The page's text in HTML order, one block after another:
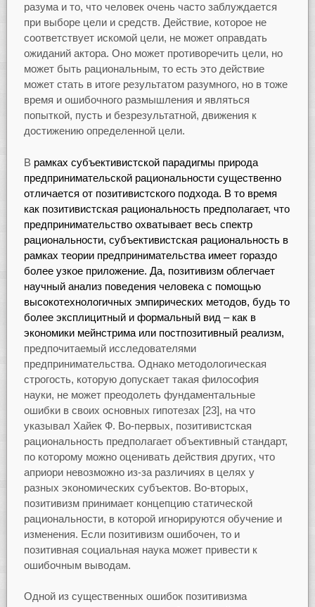
разума и то, что человек очень часто заблуждается
при выборе цели и средств. Действие, которое не
соответствует искомой цели, не может оправдать
ожиданий актора. Оно может противоречить цели, но
может быть рациональным, то есть это действие
может стать в итоге результатом разумного, но в тоже
время и ошибочного размышления и являться
попыткой, пусть и безрезультатной, движения к
достижению определенной цели.
В рамках субъективистской парадигмы природа
предпринимательской рациональности существенно
отличается от позитивистского подхода. В то время
как позитивистская рациональность предполагает, что
предпринимательство охватывает весь спектр
рациональности, субъективистская рациональность в
рамках теории предпринимательства имеет гораздо
более узкое приложение. Да, позитивизм облегчает
научный анализ поведения человека с помощью
высокотехнологичных эмпирических методов, будь то
более эксплицитный и формальный вид – как в
экономики мейнстрима или постпозитивный реализм,
предпочитаемый исследователями
предпринимательства. Однако методологическая
строгость, которую допускает такая философия
науки, не может преодолеть фундаментальные
ошибки в своих основных гипотезах [23], на что
указывал Хайек Ф. Во-первых, позитивистская
рациональность предполагает объективный стандарт,
по которому можно оценивать действия других, что
априори невозможно из-за различиях в целях у
разных экономических субъектов. Во-вторых,
позитивизм принимает концепцию статической
рациональности, в которой игнорируются обучение и
изменения. Если позитивизм ошибочен, то и
позитивная социальная наука может привести к
ошибочным выводам.
Одной из существенных ошибок позитивизма